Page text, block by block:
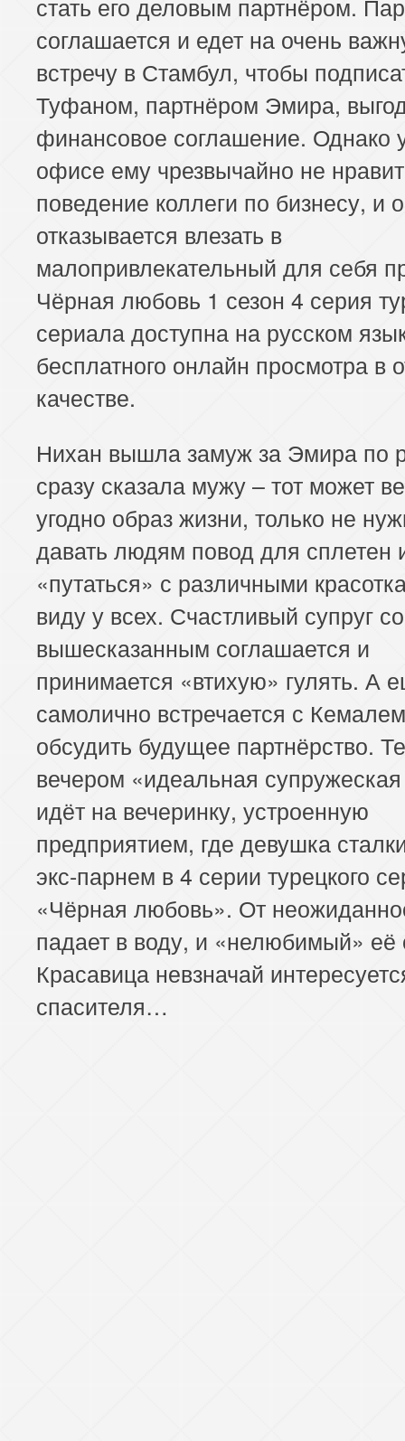
соглашается и едет на очень
встречу в Стамбул, чтобы
Туфаном, партнёром Эмира,
финансовое соглашение. Однако
офисе ему чрезвычайно не
поведение коллеги по бизнесу, и
отказывается влезать в
малопривлекательный для себя
Чёрная любовь 1 сезон 4 серия
сериала доступна на русском
бесплатного онлайн просмотра в
качестве.
Нихан вышла замуж за Эмира по
сразу сказала мужу – тот может
угодно образ жизни, только не
давать людям повод для сплетен
«путаться» с различными
виду у всех. Счастливый супруг
вышесказанным соглашается и
принимается «втихую» гулять. А
самолично встречается с
обсудить будущее партнёрство.
вечером «идеальная
идёт на вечеринку, устроенную
предприятием, где девушка
экс-парнем в 4 серии турецкого
«Чёрная любовь». От
падает в воду, и «нелюбимый» её
Красавица невзначай
спасителя…